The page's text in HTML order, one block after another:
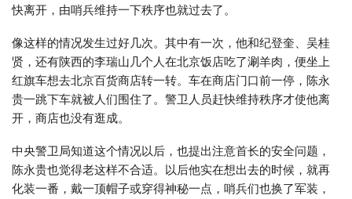
快离开，由哨兵维持一下秩序也就过去了。
像这样的情况发生过好几次。其中有一次，他和纪登奎、吴桂
贤，还有陕西的李瑞山几个人在北京饭店吃了涮羊肉，便坐上
红旗车想去北京百货商店转一转。车在商店门口前一停，陈永
贵一跳下车就被人们围住了。警卫人员赶快维持秩序才使他离
开，商店也没有逛成。
中央警卫局知道这个情况以后，也提出注意首长的安全问题，
陈永贵也觉得老这样不合适。以后他实在想出去的时候，就再
化装一番，戴一顶帽子或穿得神秘一点，哨兵们也换了军装，